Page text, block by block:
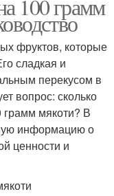
100 грамм
фруктов, которые
сладкая и
перекусом в
вопрос: сколько
грамм мякоти? В
информацию о
ценности и